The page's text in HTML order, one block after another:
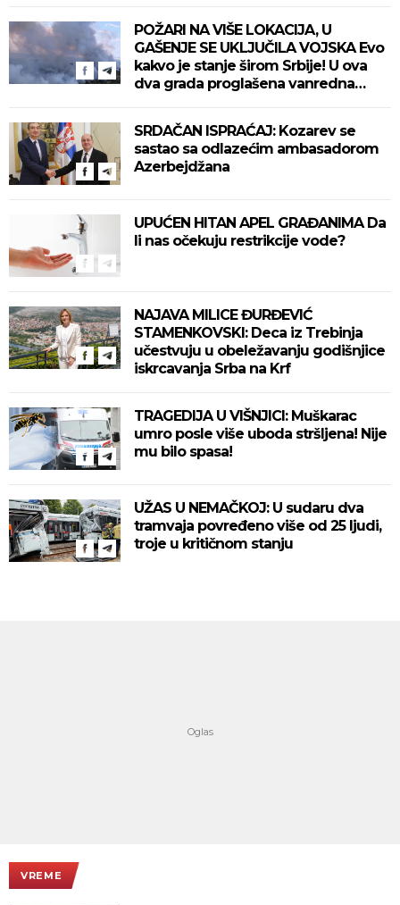
POŽARI NA VIŠE LOKACIJA, U
GAŠENJE SE UKLJUČILA VOJSKA Evo
kakvo je stanje širom Srbije! U ova
dva grada proglašena vanredna
SRDAČAN ISPRAĆAJ: Kozarev se
sastao sa odlazećim ambasadorom
Azerbejdžana
UPUĆEN HITAN APEL GRAĐANIMA Da
li nas očekuju restrikcije vode?
NAJAVA MILICE ĐURĐEVIĆ
STAMENKOVSKI: Deca iz Trebinja
učestvuju u obeležavanju godišnjice
iskrcavanja Srba na Krf
TRAGEDIJA U VIŠNJICI: Muškarac
umro posle više uboda stršljena! Nije
mu bilo spasa!
UŽAS U NEMAČKOJ: U sudaru dva
tramvaja povređeno više od 25 ljudi,
troje u kritičnom stanju
VREME